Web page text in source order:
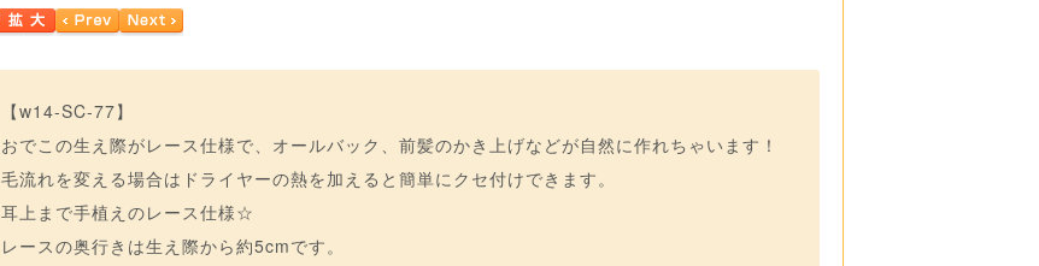
【w14-SC-77】
おでこの生え際がレース仕様で、オールバック、前髪のかき上げなどが自然に作れちゃいます！
毛流れを変える場合はドライヤーの熱を加えると簡単にクセ付けできます。
耳上まで手植えのレース仕様☆
レースの奥行きは生え際から約5cmです。